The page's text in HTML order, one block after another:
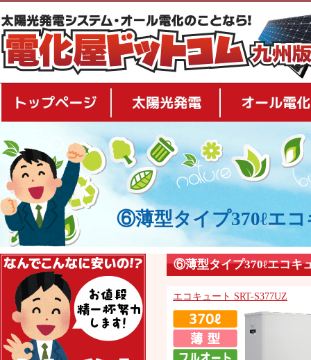
トップページ 太陽光発電
⑥薄型タイプ370ℓエ
安さの秘密⑥薄型タイプ370ℓエコキ
エコキュート SRT-S377UZ